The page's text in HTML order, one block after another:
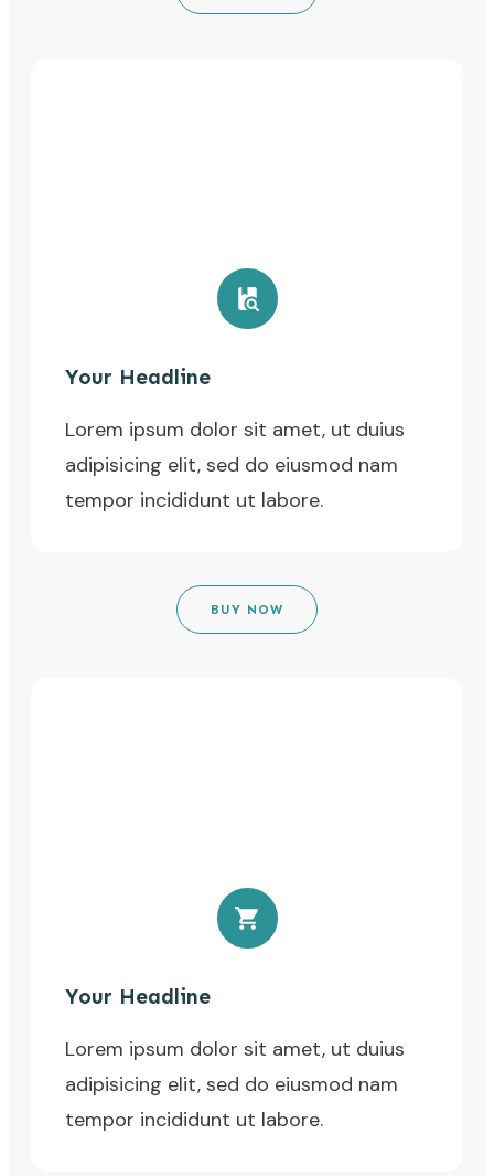
Your Headline
Lorem ipsum dolor sit amet, ut duius
adipisicing elit, sed do eiusmod nam
tempor incididunt ut labore.
BUY NOW
Your Headline
Lorem ipsum dolor sit amet, ut duius
adipisicing elit, sed do eiusmod nam
tempor incididunt ut labore.